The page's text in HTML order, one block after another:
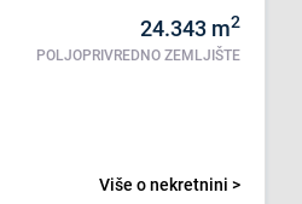
24.343 m2
POLJOPRIVREDNO ZEMLJIŠTE
Više o nekretnini >